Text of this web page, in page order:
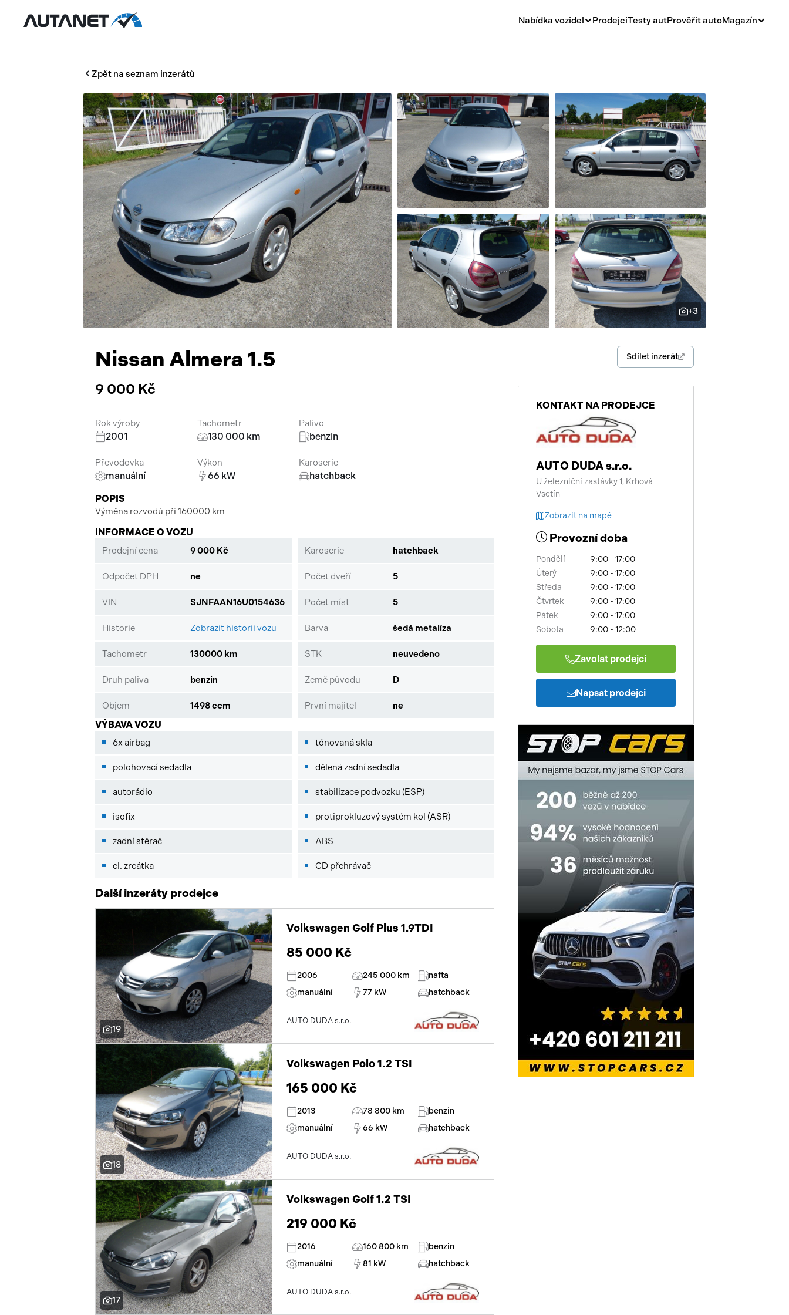
Nabídka vozidel
Nákladní
Obytná
Motorky
Přívěsy a návěsy
Autobusy
Pracovní stroje
Náhradní díly
Příslušenství
ProdejciTesty autPrověřit autoMagazín
Nové modely
Ojetiny
Auto a život
Videa
Zpět na seznam inzerátů
+3
Nissan Almera 1.5
9 000 Kč
Rok výroby
2001
Tachometr
130 000 km
Palivo
benzin
Převodovka
manuální
Výkon
66 kW
Karoserie
hatchback
POPIS
Výměna rozvodů při 160000 km
INFORMACE O VOZU
Prodejní cena 9 000 Kč
Odpočet DPH ne
VIN SJNFAAN16U0154636
Historie Zobrazit historii vozu
Tachometr 130000 km
Druh paliva benzin
Objem 1498 ccm
Karoserie hatchback
Počet dveří 5
Počet míst 5
Barva šedá metalíza
STK neuvedeno
Země původu D
První majitel ne
VÝBAVA VOZU
6x airbag
polohovací sedadla
autorádio
isofix
zadní stěrač
el. zrcátka
tónovaná skla
dělená zadní sedadla
stabilizace podvozku (ESP)
protiprokluzový systém kol (ASR)
ABS
CD přehrávač
Další inzeráty prodejce
19
Volkswagen Golf Plus 1.9TDI
85 000 Kč
2006 245 000 km
nafta
manuální
77 kW hatchback
AUTO DUDA s.r.o.
18
Volkswagen Polo 1.2 TSI
165 000 Kč
2013 78 800 km
benzin
manuální
66 kW hatchback
AUTO DUDA s.r.o.
17
Volkswagen Golf 1.2 TSI
219 000 Kč
2016 160 800 km
benzin
manuální
81 kW hatchback
AUTO DUDA s.r.o.
Sdílet inzerát
KONTAKT NA PRODEJCE
AUTO DUDA s.r.o.
U železniční zastávky 1, Krhová
Vsetín
Zobrazit na mapě
Provozní doba
Pondělí
9:00 - 17:00
Úterý
9:00 - 17:00
Středa
9:00 - 17:00
Čtvrtek
9:00 - 17:00
Pátek
9:00 - 17:00
Sobota
9:00 - 12:00
Zavolat prodejci
Napsat prodejci